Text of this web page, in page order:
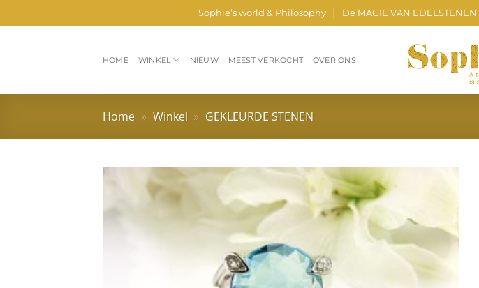
naar
Sophie’s world & Philosophy De MAGIE VAN EDELSTENEN
HOME WINKEL NIEUW MEEST VERKOCHT OVER ONS
Home » Winkel » GEKLEURDE STENEN